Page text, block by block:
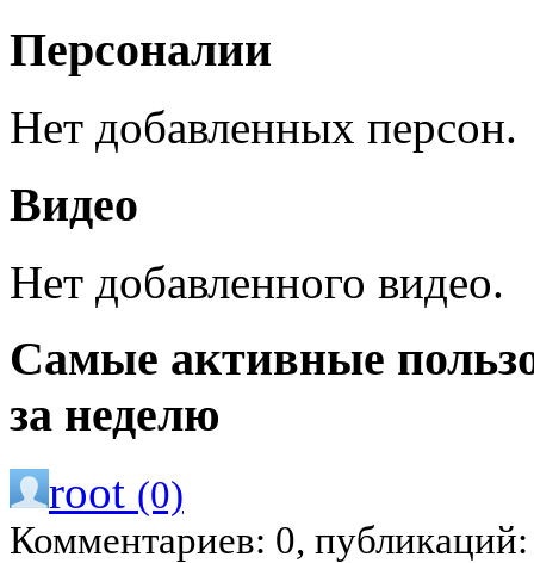
Персоналии
Нет добавленных персон.
Видео
Нет добавленного видео.
Самые активные
за неделю
root (0)
Комментариев: 0,